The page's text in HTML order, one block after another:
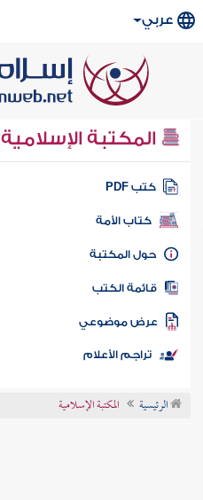
عربي
المكتبة الإسلامية
كتب PDF
كتاب الأمة
المكتبة
الكتب
موضوعي
تراجم الأعلام
الرئيسية المكتبة الإسلامية